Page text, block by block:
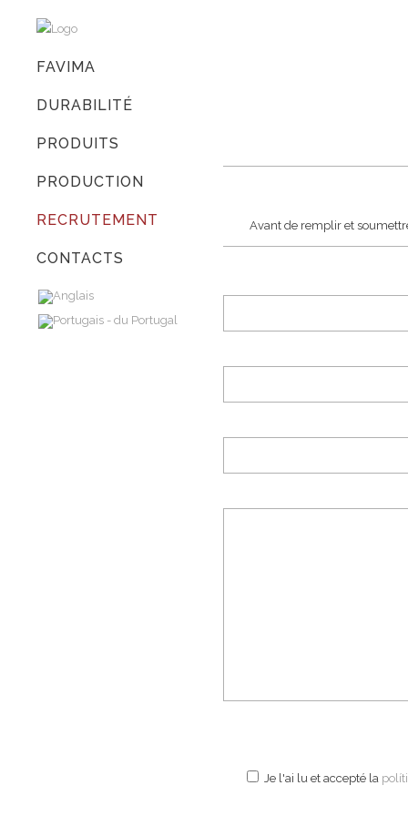
FAVIMA
DURABILITÉ
PRODUITS
PRODUCTION
RECRUTEMENT
CONTACTS
Avant de remplir et
Je l'ai lu et accepté la